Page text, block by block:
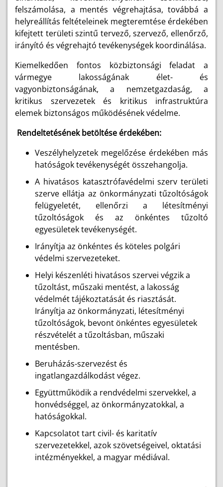
felszámolása, a mentés végrehajtása, továbbá a
helyreállítás feltételeinek megteremtése érdekében
kifejtett területi szintű tervező, szervező, ellenőrző,
irányító és végrehajtó tevékenységek koordinálása.
Kiemelkedően fontos közbiztonsági feladat a
vármegye lakosságának élet- és
vagyonbiztonságának, a nemzetgazdaság, a
kritikus szervezetek és kritikus infrastruktúra
elemek biztonságos működésének védelme.
Rendeltetésének betöltése érdekében:
Veszélyhelyzetek megelőzése érdekében más
hatóságok tevékenységét összehangolja.
A hivatásos katasztrófavédelmi szerv területi
szerve ellátja az önkormányzati tűzoltóságok
felügyeletét, ellenőrzi a létesítményi
tűzoltóságok és az önkéntes tűzoltó
egyesületek tevékenységét.
Irányítja az önkéntes és köteles polgári
védelmi szervezeteket.
Helyi készenléti hivatásos szervei végzik a
tűzoltást, műszaki mentést, a lakosság
védelmét tájékoztatását és riasztását.
Irányítja az önkormányzati, létesítményi
tűzoltóságok, bevont önkéntes egyesületek
részvételét a tűzoltásban, műszaki
mentésben.
Beruházás-szervezést és
ingatlangazdálkodást végez.
Együttműködik a rendvédelmi szervekkel, a
honvédséggel, az önkormányzatokkal, a
hatóságokkal.
Kapcsolatot tart civil- és karitatív
szervezetekkel, azok szövetségeivel, oktatási
intézményekkel, a magyar médiával.